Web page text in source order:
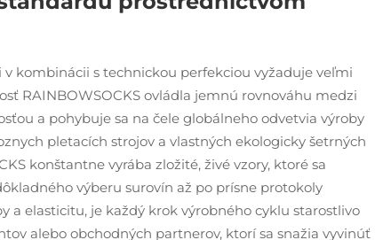
kombinácii s technickou perfekciou vyžaduje veľmi
RAINBOWSOCKS ovládla jemnú rovnováhu medzi
a pohybuje sa na čele globálneho odvetvia výroby
pletacích strojov a vlastných ekologicky šetrných
konštantne vyrába zložité, živé vzory, ktoré sa
výberu surovín až po prísne protokoly
a elasticitu, je každý krok výrobného cyklu starostlivo
alebo obchodných partnerov, ktorí sa snažia vyvinúť